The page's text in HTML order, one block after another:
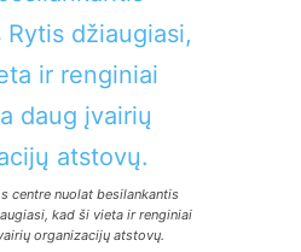
centre nuolat besilankantis
kad ši vieta ir renginiai
organizacijų atstovų.